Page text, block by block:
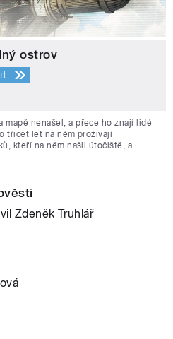
ostrov
mapě nenašel, a přece ho znají lidé
třicet let na něm prožívají
kteří na něm našli útočiště, a
Zdeněk Truhlář